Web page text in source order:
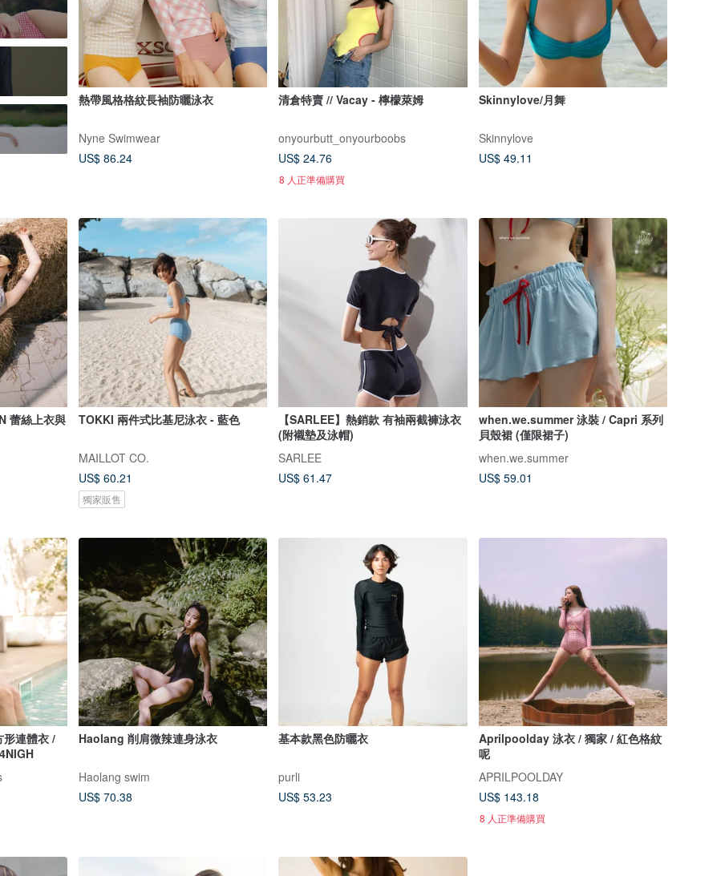
熱帶風格格紋長袖防曬泳衣
Nyne Swimwear
US$ 86.24
清倉特賣 // Vacay - 檸檬萊姆
onyourbutt_onyourboobs
US$ 24.76
8 人正準備購買
Skinnylove/月舞
Skinnylove
US$ 49.11
蕾絲上衣與
TOKKI 兩件式比基尼泳衣 - 藍色
MAILLOT CO.
US$ 60.21
獨家販售
【SARLEE】熱銷款 有袖兩截褲泳衣
(附襯墊及泳帽)
SARLEE
US$ 61.47
when.we.summer 泳裝 / Capri 系列
貝殼裙 (僅限裙子)
when.we.summer
US$ 59.01
形連體衣 /
Haolang 削肩微辣連身泳衣
Haolang swim
US$ 70.38
基本款黑色防曬衣
purli
US$ 53.23
Aprilpoolday 泳衣 / 獨家 / 紅色格紋
呢
APRILPOOLDAY
US$ 143.18
8 人正準備購買